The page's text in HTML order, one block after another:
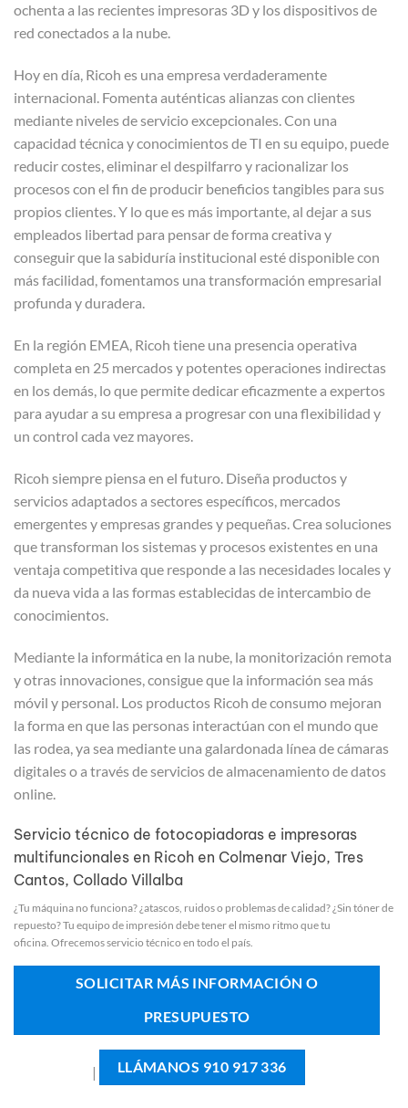
ochenta a las recientes impresoras 3D y los dispositivos de
red conectados a la nube.
Hoy en día, Ricoh es una empresa verdaderamente
internacional. Fomenta auténticas alianzas con clientes
mediante niveles de servicio excepcionales. Con una
capacidad técnica y conocimientos de TI en su equipo, puede
reducir costes, eliminar el despilfarro y racionalizar los
procesos con el fin de producir beneficios tangibles para sus
propios clientes. Y lo que es más importante, al dejar a sus
empleados libertad para pensar de forma creativa y
conseguir que la sabiduría institucional esté disponible con
más facilidad, fomentamos una transformación empresarial
profunda y duradera.
En la región EMEA, Ricoh tiene una presencia operativa
completa en 25 mercados y potentes operaciones indirectas
en los demás, lo que permite dedicar eficazmente a expertos
para ayudar a su empresa a progresar con una flexibilidad y
un control cada vez mayores.
Ricoh siempre piensa en el futuro. Diseña productos y
servicios adaptados a sectores específicos, mercados
emergentes y empresas grandes y pequeñas. Crea soluciones
que transforman los sistemas y procesos existentes en una
ventaja competitiva que responde a las necesidades locales y
da nueva vida a las formas establecidas de intercambio de
conocimientos.
Mediante la informática en la nube, la monitorización remota
y otras innovaciones, consigue que la información sea más
móvil y personal. Los productos Ricoh de consumo mejoran
la forma en que las personas interactúan con el mundo que
las rodea, ya sea mediante una galardonada línea de cámaras
digitales o a través de servicios de almacenamiento de datos
online.
Servicio técnico de fotocopiadoras e impresoras
multifuncionales en Ricoh en Colmenar Viejo, Tres
Cantos, Collado Villalba
¿Tu máquina no funciona? ¿atascos, ruidos o problemas de calidad? ¿Sin tóner de
repuesto? Tu equipo de impresión debe tener el mismo ritmo que tu
oficina. Ofrecemos servicio técnico en todo el país.
SOLICITAR MÁS INFORMACIÓN O
PRESUPUESTO
| LLÁMANOS 910 917 336